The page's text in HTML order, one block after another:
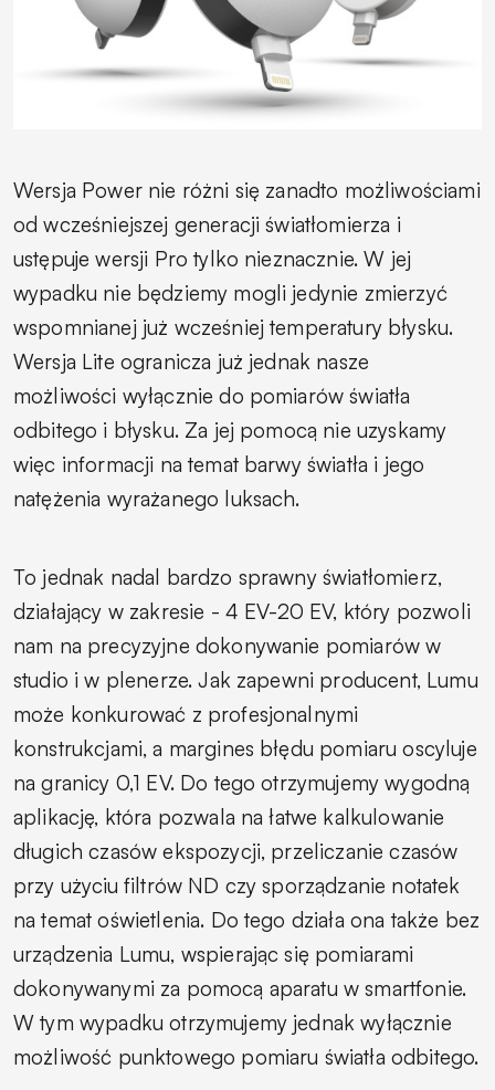
Wersja Power nie różni się zanadto możliwościami
od wcześniejszej generacji światłomierza i
ustępuje wersji Pro tylko nieznacznie. W jej
wypadku nie będziemy mogli jedynie zmierzyć
wspomnianej już wcześniej temperatury błysku.
Wersja Lite ogranicza już jednak nasze
możliwości wyłącznie do pomiarów światła
odbitego i błysku. Za jej pomocą nie uzyskamy
więc informacji na temat barwy światła i jego
natężenia wyrażanego luksach.
To jednak nadal bardzo sprawny światłomierz,
działający w zakresie - 4 EV-20 EV, który pozwoli
nam na precyzyjne dokonywanie pomiarów w
studio i w plenerze. Jak zapewni producent, Lumu
może konkurować z profesjonalnymi
konstrukcjami, a margines błędu pomiaru oscyluje
na granicy 0,1 EV. Do tego otrzymujemy wygodną
aplikację, która pozwala na łatwe kalkulowanie
długich czasów ekspozycji, przeliczanie czasów
przy użyciu filtrów ND czy sporządzanie notatek
na temat oświetlenia. Do tego działa ona także bez
urządzenia Lumu, wspierając się pomiarami
dokonywanymi za pomocą aparatu w smartfonie.
W tym wypadku otrzymujemy jednak wyłącznie
możliwość punktowego pomiaru światła odbitego.